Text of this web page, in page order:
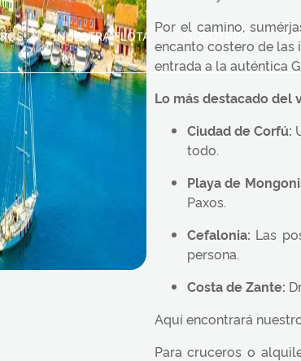
NUESTRA FLOTA NOSOTROS
Por el camino,
encanto costero de las
entrada a la auténtica
Lo más destacado del
Ciudad de Corfú:
todo.
Playa de
Paxos.
Cefalonia: Las
persona.
Costa de Zante:
Aquí encontrará
Para cruceros o